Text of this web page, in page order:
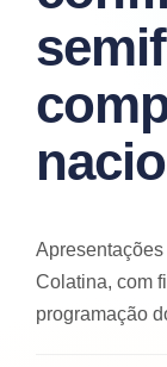
Colatina, com
programação